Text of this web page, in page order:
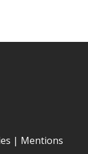
| Mentions